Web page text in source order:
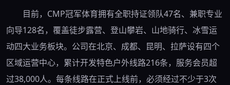
目前，CMP冠军体育拥有全职持证领队47名、兼职专业
向导128名，覆盖徒步露营、登山攀岩、山地骑行、冰雪运
动四大业务板块。公司在北京、成都、昆明、拉萨设有四个
区域运营中心，累计开发特色户外线路216条，服务会员超
过38,000人。每条线路在正式上线前，必须经过不少于3次